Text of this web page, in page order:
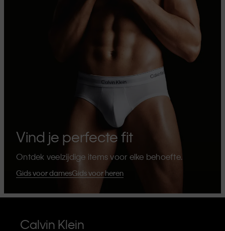
Vind je perfecte fit
Ontdek veelzijdige items voor elke behoefte.
Gids voor damesGids voor heren
Calvin Klein